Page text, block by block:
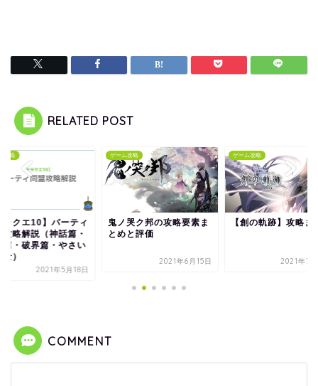
RELATED POST
攻略
ラクエ10】パーティ
攻略解説（神話篇・
篇・破界篇・やさい
）
2021年5月18日
ゲーム攻略
鬼ノ哭ク邦の攻略要素ま
とめと評価
2021年6月15日
ゲーム攻略
【創の軌跡】攻略ま
2021年7
COMMENT